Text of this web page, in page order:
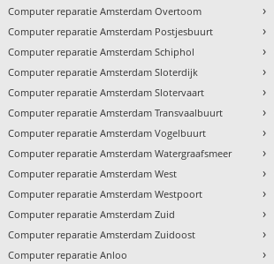
Computer reparatie Amsterdam Overtoom
Computer reparatie Amsterdam Postjesbuurt
Computer reparatie Amsterdam Schiphol
Computer reparatie Amsterdam Sloterdijk
Computer reparatie Amsterdam Slotervaart
Computer reparatie Amsterdam Transvaalbuurt
Computer reparatie Amsterdam Vogelbuurt
Computer reparatie Amsterdam Watergraafsmeer
Computer reparatie Amsterdam West
Computer reparatie Amsterdam Westpoort
Computer reparatie Amsterdam Zuid
Computer reparatie Amsterdam Zuidoost
Computer reparatie Anloo
›
›
›
›
›
›
›
›
›
›
›
›
›